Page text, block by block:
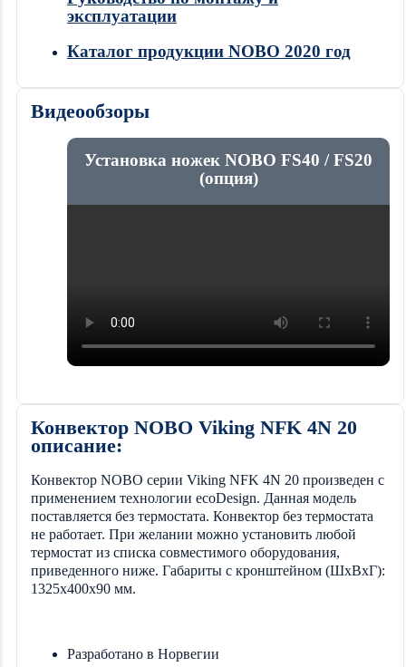
эксплуатации
Каталог продукции NOBO 2020 год
Видеообзоры
Установка ножек NOBO FS40 / FS20
(опция)
Конвектор NOBO Viking NFK 4N 20
описание:
Конвектор NOBO серии Viking NFK 4N 20 произведен с
применением технологии ecoDesign. Данная модель
поставляется без термостата. Конвектор без термостата
не работает. При желании можно установить любой
термостат из списка совместимого оборудования,
приведенного ниже. Габариты с кронштейном (ШxВxГ):
1325х400х90 мм.
Разработано в Норвегии